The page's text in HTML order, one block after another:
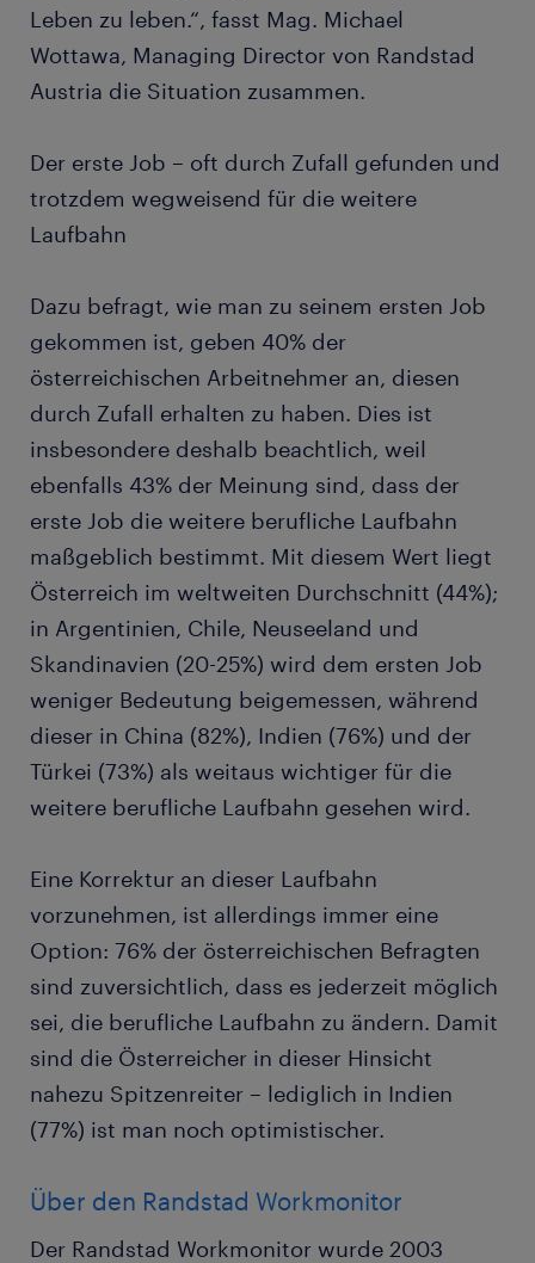
Leben zu leben.“, fasst Mag. Michael
Wottawa, Managing Director von Randstad
Austria die Situation zusammen.
Der erste Job – oft durch Zufall gefunden und
trotzdem wegweisend für die weitere
Laufbahn
Dazu befragt, wie man zu seinem ersten Job
gekommen ist, geben 40% der
österreichischen Arbeitnehmer an, diesen
durch Zufall erhalten zu haben. Dies ist
insbesondere deshalb beachtlich, weil
ebenfalls 43% der Meinung sind, dass der
erste Job die weitere berufliche Laufbahn
maßgeblich bestimmt. Mit diesem Wert liegt
Österreich im weltweiten Durchschnitt (44%);
in Argentinien, Chile, Neuseeland und
Skandinavien (20-25%) wird dem ersten Job
weniger Bedeutung beigemessen, während
dieser in China (82%), Indien (76%) und der
Türkei (73%) als weitaus wichtiger für die
weitere berufliche Laufbahn gesehen wird.
Eine Korrektur an dieser Laufbahn
vorzunehmen, ist allerdings immer eine
Option: 76% der österreichischen Befragten
sind zuversichtlich, dass es jederzeit möglich
sei, die berufliche Laufbahn zu ändern. Damit
sind die Österreicher in dieser Hinsicht
nahezu Spitzenreiter – lediglich in Indien
(77%) ist man noch optimistischer.
Über den Randstad Workmonitor
Der Randstad Workmonitor wurde 2003